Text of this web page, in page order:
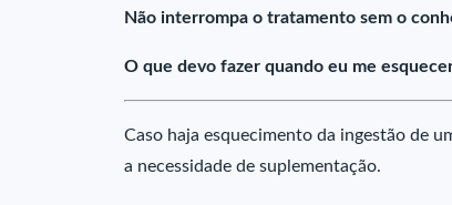
Não interrompa o tratamento sem o
O que devo fazer quando eu me
Caso haja esquecimento da ingestão de
a necessidade de suplementação.